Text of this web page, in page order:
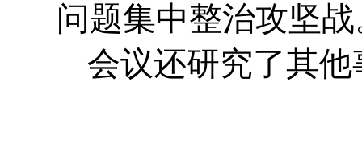
问题集中整治攻坚
会议还研究了其